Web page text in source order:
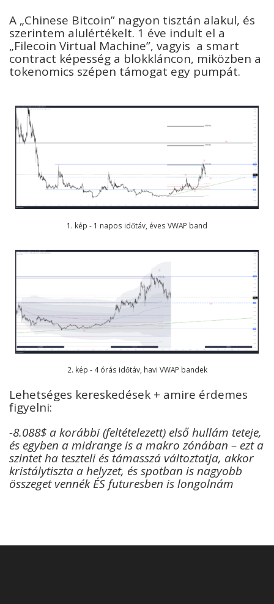
A „Chinese Bitcoin” nagyon tisztán alakul, és
szerintem alulértékelt. 1 éve indult el a
„Filecoin Virtual Machine”, vagyis a smart
contract képesség a blokkláncon, miközben a
tokenomics szépen támogat egy pumpát.
1. kép - 1 napos időtáv, éves VWAP band
2. kép - 4 órás időtáv, havi VWAP bandek
Lehetséges kereskedések + amire érdemes
figyelni:
-8.088$ a korábbi (feltételezett) első hullám teteje,
és egyben a midrange is a makro zónában – ezt a
szintet ha teszteli és támasszá változtatja, akkor
kristálytiszta a helyzet, és spotban is nagyobb
összeget vennék ÉS futuresben is longolnám